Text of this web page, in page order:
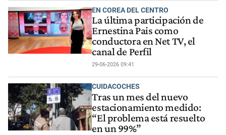
EN COREA DEL CENTRO
La última participación de
Ernestina Pais como
conductora en Net TV, el
canal de Perfil
29-06-2026 09:41
CUIDACOCHES
Tras un mes del nuevo
estacionamiento medido:
“El problema está resuelto
en un 99%”